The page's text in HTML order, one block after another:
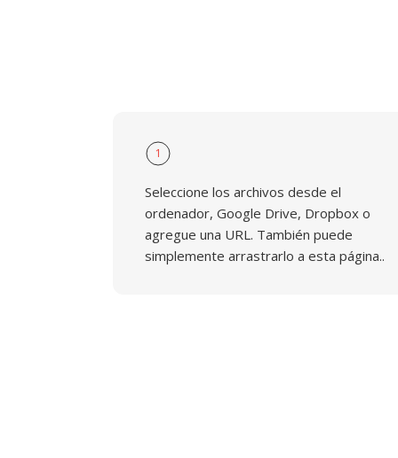
1
Seleccione los archivos desde el
ordenador, Google Drive, Dropbox o
agregue una URL. También puede
simplemente arrastrarlo a esta página..